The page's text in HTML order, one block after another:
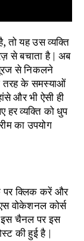
तो यह उस व्यक्ति
से बचाता है | अब
से निकलने
तरह के समस्याओं
और भी ऐसी ही
हर व्यक्ति को धुप
का उपयोग
पर क्लिक करें और
वोकेशनल कोर्स
चैनल पर इस
की हुई है |